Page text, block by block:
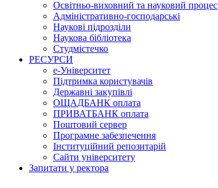
Освітньо-виховний та науковий процес
Адміністративно-господарські
Наукові підрозділи
Наукова бібліотека
Студмістечко
РЕСУРСИ
е-Університет
Підтримка користувачів
Державні закупівлі
ОЩАДБАНК оплата
ПРИВАТБАНК оплата
Поштовий сервер
Програмне забезпечення
Інституційний репозитарій
Сайти університету
Запитати у ректора